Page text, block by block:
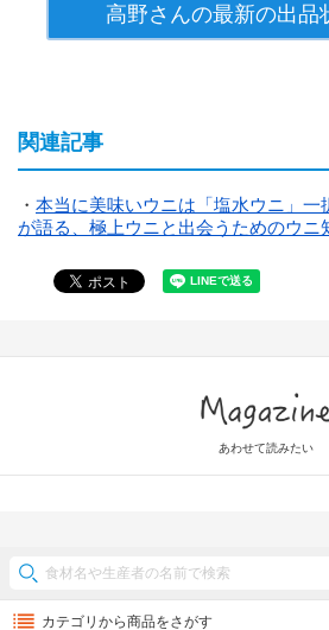
高野さんの最新の出品
関連記事
・ 本当に美味いウニは「塩水ウニ」一
が語る、極上ウニと出会うためのウニ
あわせて読みたい
カテゴリから商品をさがす